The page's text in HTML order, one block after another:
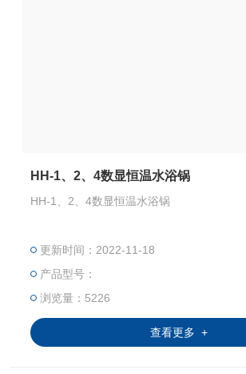
HH-1、2、4数显恒温水浴锅
HH-1、2、4数显恒温水浴锅
更新时间：2022-11-18
产品型号：
浏览量：5226
查看更多 +